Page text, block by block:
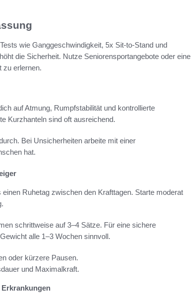
wie Ganggeschwindigkeit, 5x Sit-to-Stand und
die Sicherheit. Nutze Seniorensportangebote oder eine
zu erlernen.
auf Atmung, Rumpfstabilität und kontrollierte
Kurzhanteln sind oft ausreichend.
Bei Unsicherheiten arbeite mit einer
hat.
Ruhetag zwischen den Krafttagen. Starte moderat
schrittweise auf 3–4 Sätze. Für eine sichere
alle 1–3 Wochen sinnvoll.
oder kürzere Pausen.
und Maximalkraft.